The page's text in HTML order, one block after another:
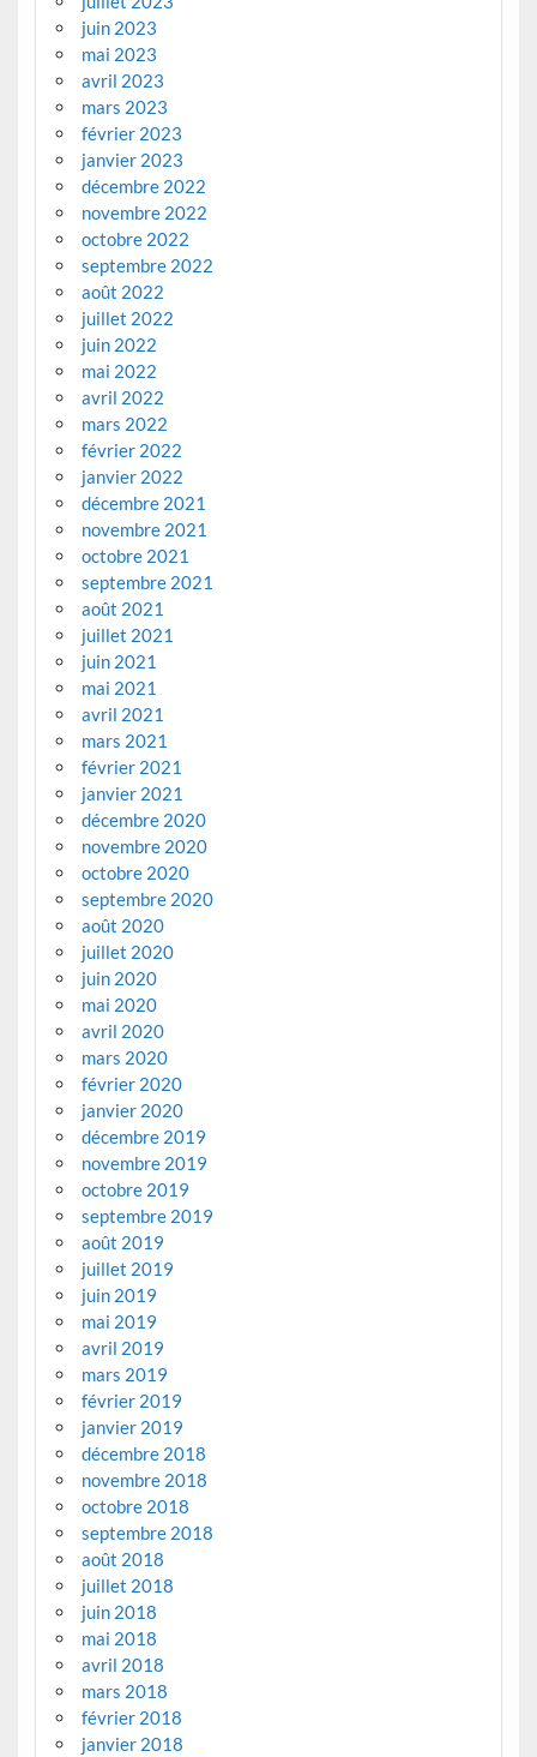
juin 2023
mai 2023
avril 2023
mars 2023
février 2023
janvier 2023
décembre 2022
novembre 2022
octobre 2022
septembre 2022
août 2022
juillet 2022
juin 2022
mai 2022
avril 2022
mars 2022
février 2022
janvier 2022
décembre 2021
novembre 2021
octobre 2021
septembre 2021
août 2021
juillet 2021
juin 2021
mai 2021
avril 2021
mars 2021
février 2021
janvier 2021
décembre 2020
novembre 2020
octobre 2020
septembre 2020
août 2020
juillet 2020
juin 2020
mai 2020
avril 2020
mars 2020
février 2020
janvier 2020
décembre 2019
novembre 2019
octobre 2019
septembre 2019
août 2019
juillet 2019
juin 2019
mai 2019
avril 2019
mars 2019
février 2019
janvier 2019
décembre 2018
novembre 2018
octobre 2018
septembre 2018
août 2018
juillet 2018
juin 2018
mai 2018
avril 2018
mars 2018
février 2018
janvier 2018